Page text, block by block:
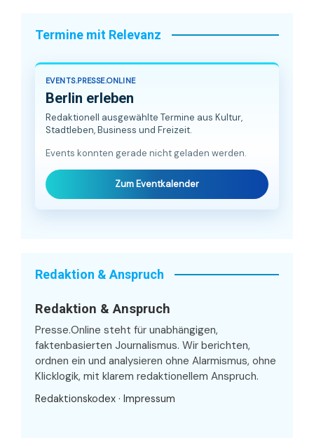
Termine mit Relevanz
EVENTS.PRESSE.ONLINE
Berlin erleben
Redaktionell ausgewählte Termine aus Kultur,
Stadtleben, Business und Freizeit.
Events konnten gerade nicht geladen werden.
Zum Eventkalender
Redaktion & Anspruch
Redaktion & Anspruch
Presse.Online steht für unabhängigen,
faktenbasierten Journalismus. Wir berichten,
ordnen ein und analysieren ohne Alarmismus, ohne
Klicklogik, mit klarem redaktionellem Anspruch.
Redaktionskodex · Impressum